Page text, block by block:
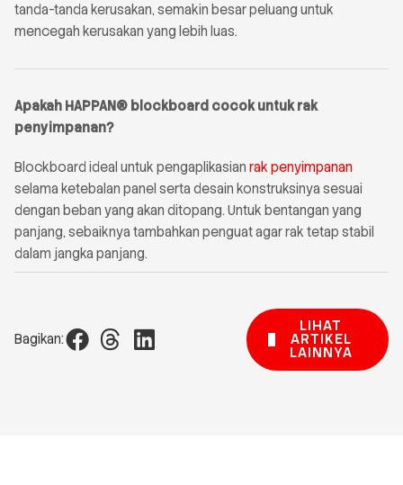
tanda-tanda kerusakan, semakin besar peluang untuk
mencegah kerusakan yang lebih luas.
Apakah HAPPAN® blockboard cocok untuk rak
penyimpanan?
Blockboard ideal untuk pengaplikasian rak penyimpanan
selama ketebalan panel serta desain konstruksinya sesuai
dengan beban yang akan ditopang. Untuk bentangan yang
panjang, sebaiknya tambahkan penguat agar rak tetap stabil
dalam jangka panjang.
LIHAT
ARTIKEL
LAINNYA
Bagikan: